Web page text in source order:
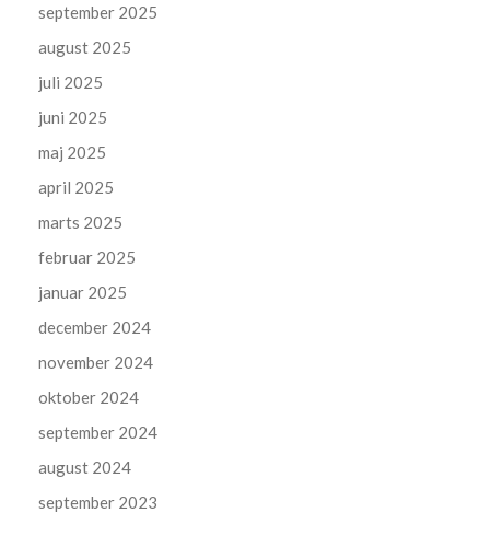
september 2025
august 2025
juli 2025
juni 2025
maj 2025
april 2025
marts 2025
februar 2025
januar 2025
december 2024
november 2024
oktober 2024
september 2024
august 2024
september 2023